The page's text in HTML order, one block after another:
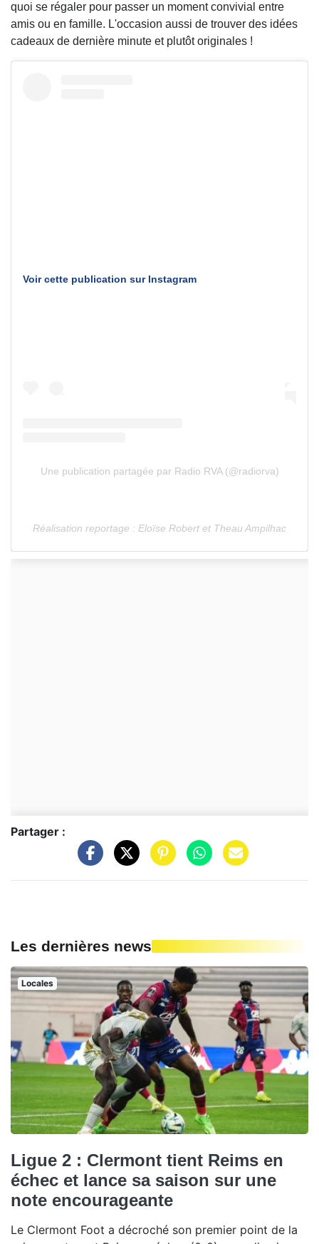
quoi se régaler pour passer un moment convivial entre
amis ou en famille. L'occasion aussi de trouver des idées
cadeaux de dernière minute et plutôt originales !
Voir cette publication sur Instagram
Une publication partagée par Radio RVA (@radiorva)
Réalisation reportage : Eloïse Robert et Theau Ampilhac
Partager :
Les dernières news
Locales
Ligue 2 : Clermont tient Reims en
échec et lance sa saison sur une
note encourageante
Le Clermont Foot a décroché son premier point de la